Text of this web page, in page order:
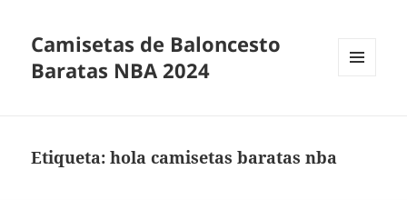
Camisetas de Baloncesto
Baratas NBA 2024
Etiqueta:hola camisetas baratas nba